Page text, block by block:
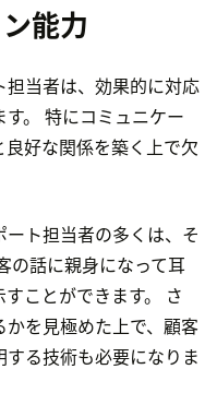
能力
当者は、効果的に対応
。 特にコミュニケー
好な関係を築く上で欠
ト担当者の多くは、そ
の話に親身になって耳
ことができます。 さ
を見極めた上で、顧客
る技術も必要になりま